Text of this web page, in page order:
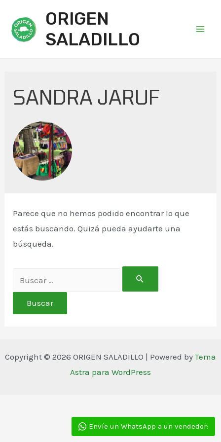
ORIGEN
SALADILLO
SANDRA JARUF
Parece que no hemos podido encontrar lo que
estás buscando. Quizá pueda ayudarte una
búsqueda.
Copyright © 2026 ORIGEN SALADILLO | Powered by Tema
Astra para WordPress
Envíe un WhatsApp a un vendedor: